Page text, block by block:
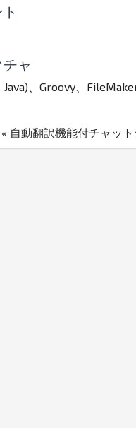
ャ
、Groovy、
« 自動翻訳機能付チャッ